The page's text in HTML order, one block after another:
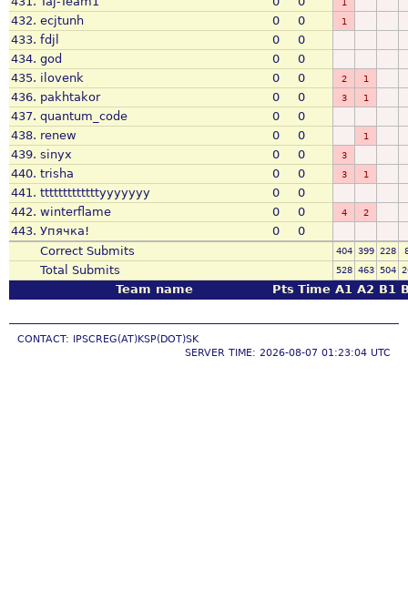
1
432. ecjtunh 0 0 1
433. fdjl 0
0
434. god 0
0
435. ilovenk 0 0 2 1
436. pakhtakor 0 0 3 1
437. quantum_code 0
0
438. renew 0 0 1
439. sinyx 0 0 3
440. trisha 0 0 3 1
441. tttttttttttttyyyyyyy 0
0
442. winterflame 0 0 4 2
443. Упячка! 0
0
Correct Submits
404 399 228
Total Submits 528 463 504
Team name Pts Time A1 A2 B1
CONTACT: IPSCREG(AT)KSP(DOT)SK
SERVER TIME: 2026-08-07 01:23:04 UTC